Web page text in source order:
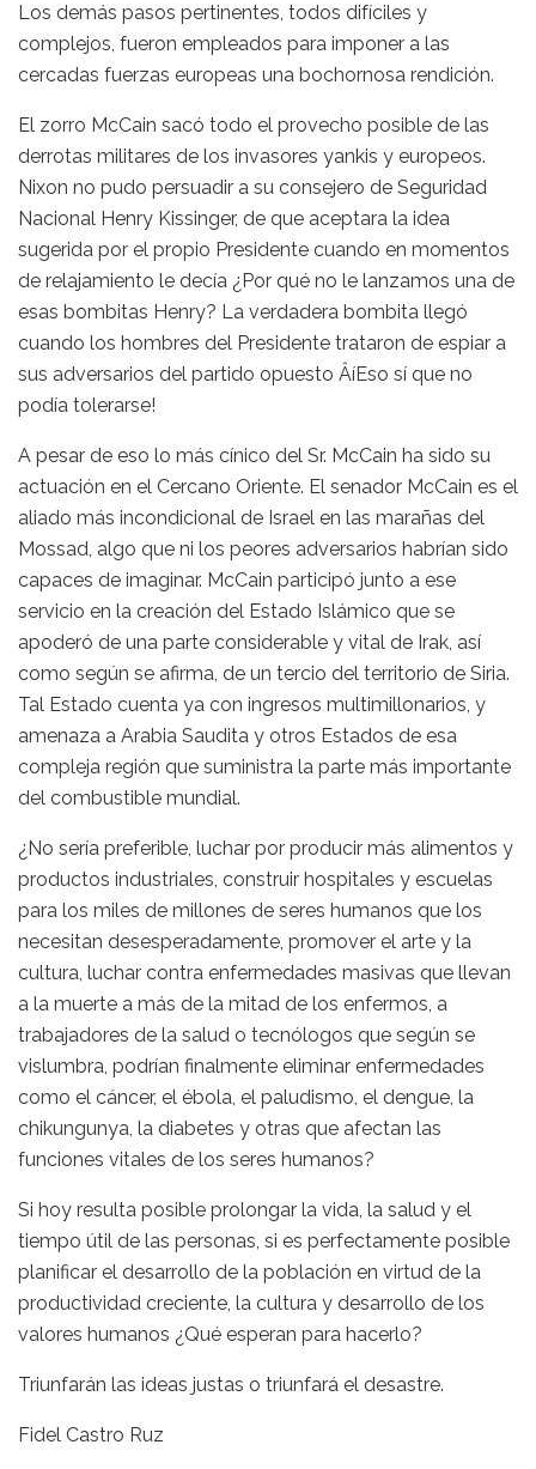
Los demás pasos pertinentes, todos difíciles y
complejos, fueron empleados para imponer a las
cercadas fuerzas europeas una bochornosa rendición.
El zorro McCain sacó todo el provecho posible de las
derrotas militares de los invasores yankis y europeos.
Nixon no pudo persuadir a su consejero de Seguridad
Nacional Henry Kissinger, de que aceptara la idea
sugerida por el propio Presidente cuando en momentos
de relajamiento le decía ¿Por qué no le lanzamos una de
esas bombitas Henry? La verdadera bombita llegó
cuando los hombres del Presidente trataron de espiar a
sus adversarios del partido opuesto ÂíEso sí que no
podía tolerarse!
A pesar de eso lo más cínico del Sr. McCain ha sido su
actuación en el Cercano Oriente. El senador McCain es el
aliado más incondicional de Israel en las marañas del
Mossad, algo que ni los peores adversarios habrían sido
capaces de imaginar. McCain participó junto a ese
servicio en la creación del Estado Islámico que se
apoderó de una parte considerable y vital de Irak, así
como según se afirma, de un tercio del territorio de Siria.
Tal Estado cuenta ya con ingresos multimillonarios, y
amenaza a Arabia Saudita y otros Estados de esa
compleja región que suministra la parte más importante
del combustible mundial.
¿No sería preferible, luchar por producir más alimentos y
productos industriales, construir hospitales y escuelas
para los miles de millones de seres humanos que los
necesitan desesperadamente, promover el arte y la
cultura, luchar contra enfermedades masivas que llevan
a la muerte a más de la mitad de los enfermos, a
trabajadores de la salud o tecnólogos que según se
vislumbra, podrían finalmente eliminar enfermedades
como el cáncer, el ébola, el paludismo, el dengue, la
chikungunya, la diabetes y otras que afectan las
funciones vitales de los seres humanos?
Si hoy resulta posible prolongar la vida, la salud y el
tiempo útil de las personas, si es perfectamente posible
planificar el desarrollo de la población en virtud de la
productividad creciente, la cultura y desarrollo de los
valores humanos ¿Qué esperan para hacerlo?
Triunfarán las ideas justas o triunfará el desastre.
Fidel Castro Ruz